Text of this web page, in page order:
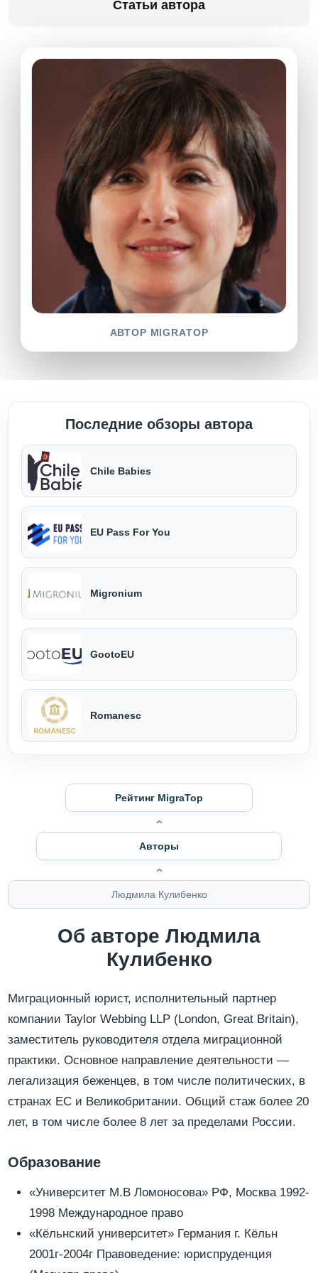
АВТОР MIGRATOP
Статьи автора
Последние обзоры автора
Chile Babies
EU Pass For You
Migronium
GootoEU
Romanesc
Рейтинг MigraTop
Авторы
Людмила Кулибенко
Об авторе Людмила
Кулибенко
Миграционный юрист, исполнительный партнер
компании Taylor Webbing LLP (London, Great Britain),
заместитель руководителя отдела миграционной
практики. Основное направление деятельности —
легализация беженцев, в том числе политических, в
странах ЕС и Великобритании. Общий стаж более 20
лет, в том числе более 8 лет за пределами России.
Образование
«Университет М.В Ломоносова» РФ, Москва 1992-
1998 Международное право
«Кёльнский университет» Германия г. Кёльн
2001г-2004г Правоведение: юриспруденция